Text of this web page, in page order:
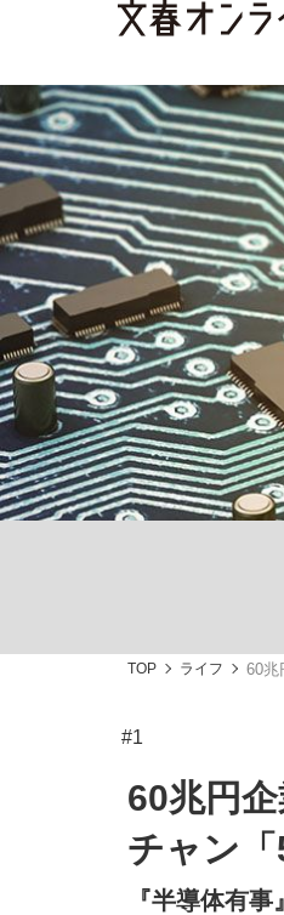
「90%は
終戦から
TOP ライフ 60兆
#1
60兆円
チャン「
『半導体有事